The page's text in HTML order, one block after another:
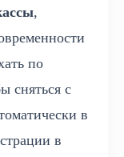
,
по
сняться с
в
в